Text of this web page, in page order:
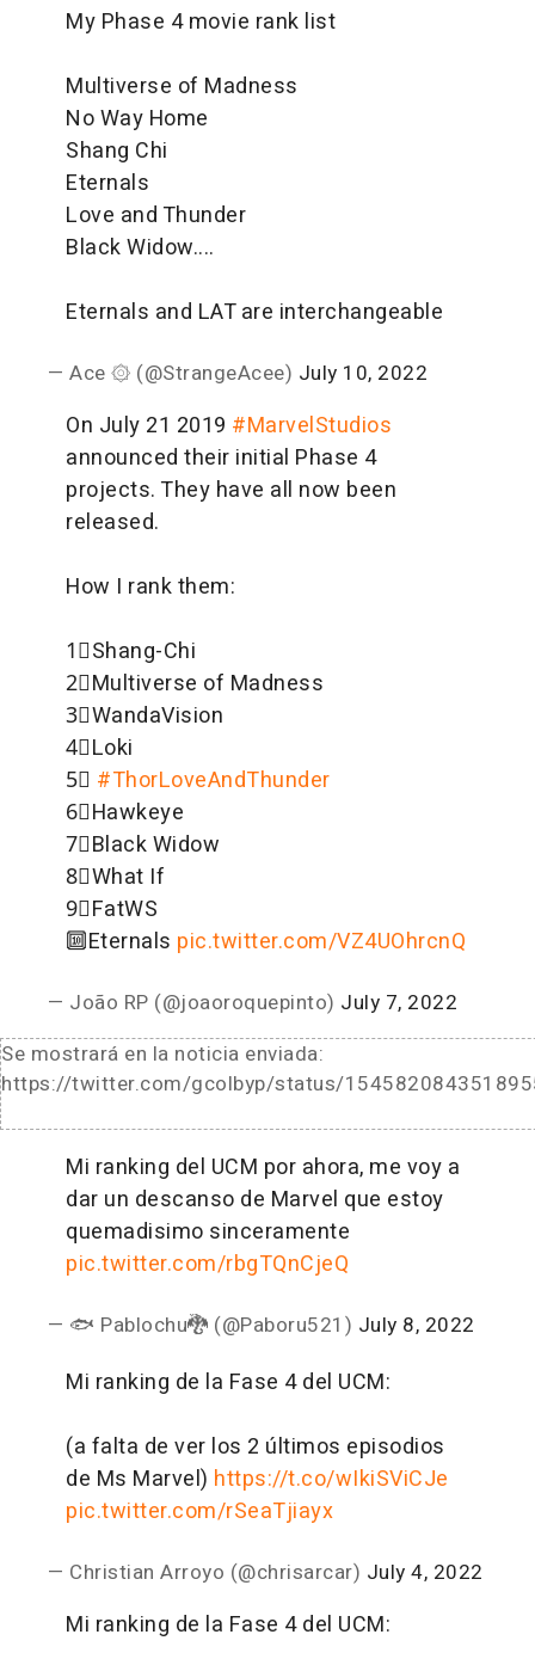
My Phase 4 movie rank list
Multiverse of Madness
No Way Home
Shang Chi
Eternals
Love and Thunder
Black Widow....
Eternals and LAT are interchangeable
— Ace ۞ (@StrangeAcee) July 10, 2022
On July 21 2019 #MarvelStudios
announced their initial Phase 4
projects. They have all now been
released.
How I rank them:
1⃣Shang-Chi
2⃣Multiverse of Madness
3⃣WandaVision
4⃣Loki
5⃣ #ThorLoveAndThunder
6⃣Hawkeye
7⃣Black Widow
8⃣What If
9⃣FatWS
🔟Eternals pic.twitter.com/VZ4UOhrcnQ
— João RP (@joaoroquepinto) July 7, 2022
Se mostrará en la noticia enviada:
https://twitter.com/gcolbyp/status/
Mi ranking del UCM por ahora, me voy a
dar un descanso de Marvel que estoy
quemadisimo sinceramente
pic.twitter.com/rbgTQnCjeQ
— 🐟 Pablochu🐉 (@Paboru521) July 8, 2022
Mi ranking de la Fase 4 del UCM:
(a falta de ver los 2 últimos episodios
de Ms Marvel) https://t.co/wIkiSViCJe
pic.twitter.com/rSeaTjiayx
— Christian Arroyo (@chrisarcar) July 4, 2022
Mi ranking de la Fase 4 del UCM: